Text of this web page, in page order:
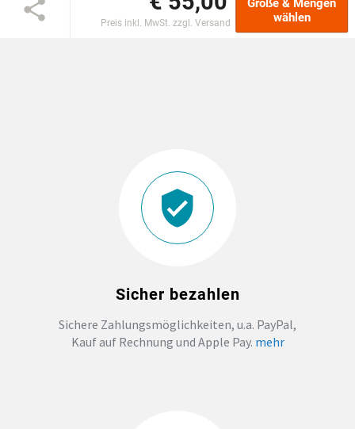
ZAHNARZTPRAXIS
FOTOTASSEN UND MEHR
GROSSBESTELLUNG
Preis inkl. MwSt. zzgl. Versand
Größe & Mengen
wählen
Sicher bezahlen
Sichere Zahlungsmöglichkeiten, u.a. PayPal,
Kauf auf Rechnung und Apple Pay. mehr